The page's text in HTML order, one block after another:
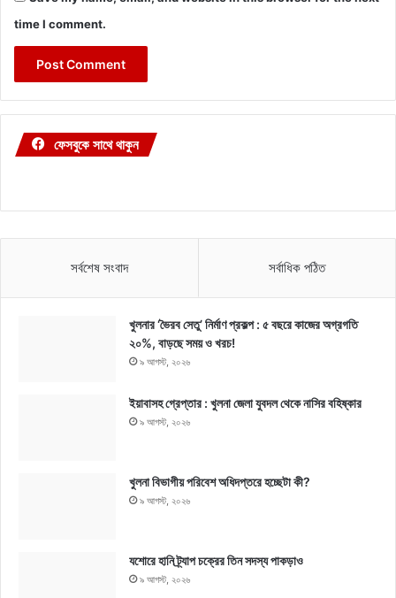
time I comment.
ফেসবুকে সাথে থাকুন
সর্বশেষ সংবাদ সর্বাধিক পঠিত
খুলনার ‘ভৈরব সেতু’ নির্মাণ প্রকল্প : ৫ বছরে কাজের অগ্রগতি
২০%, বাড়ছে সময় ও খরচ!
৯ আগস্ট, ২০২৬
ইয়াবাসহ গ্রেপ্তার : খুলনা জেলা যুবদল থেকে নাসির বহিষ্কার
৯ আগস্ট, ২০২৬
খুলনা বিভাগীয় পরিবেশ অধিদপ্তরে হচ্ছেটা কী?
৯ আগস্ট, ২০২৬
যশোরে হানি ট্র্যাপ চক্রের তিন সদস্য পাকড়াও
৯ আগস্ট, ২০২৬